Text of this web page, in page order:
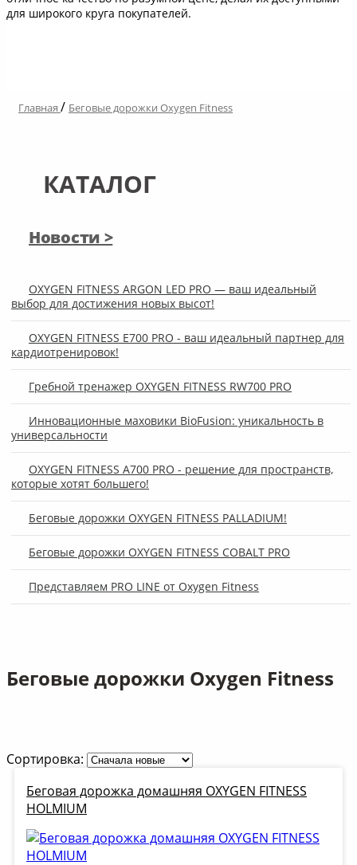
Главная / Беговые дорожки Oxygen Fitness
КАТАЛОГ
Новости
OXYGEN FITNESS ARGON LED PRO — ваш идеальный
выбор для достижения новых высот!
OXYGEN FITNESS E700 PRO - ваш идеальный партнер для
кардиотренировок!
Гребной тренажер OXYGEN FITNESS RW700 PRO
Инновационные маховики BioFusion: уникальность в
универсальности
OXYGEN FITNESS A700 PRO - решение для пространств,
которые хотят большего!
Беговые дорожки OXYGEN FITNESS PALLADIUM!
Беговые дорожки OXYGEN FITNESS COBALT PRO
Представляем PRO LINE от Oxygen Fitness
Беговые дорожки Oxygen Fitness
Сортировка:
Беговая дорожка домашняя OXYGEN FITNESS
HOLMIUM
для широкого круга покупателей.